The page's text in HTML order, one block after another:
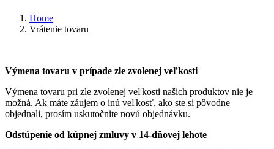
Home
Vrátenie tovaru
Výmena tovaru v prípade zle zvolenej veľkosti
Výmena tovaru pri zle zvolenej veľkosti našich produktov nie je
možná. Ak máte záujem o inú veľkosť, ako ste si pôvodne
objednali, prosím uskutočnite novú objednávku.
Odstúpenie od kúpnej zmluvy v 14-dňovej lehote